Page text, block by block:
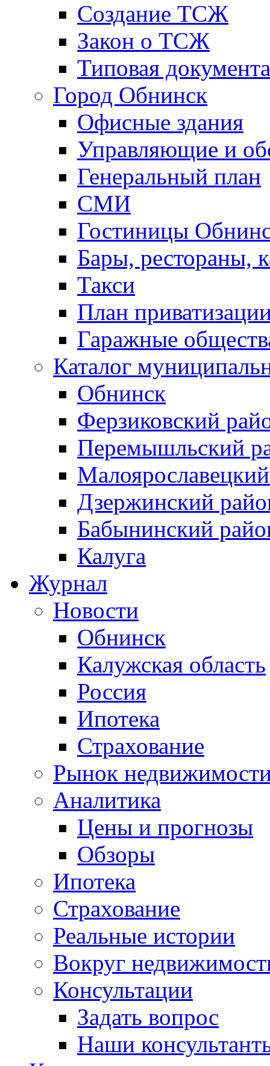
Создание ТСЖ
Закон о ТСЖ
Типовая
Город Обнинск
Офисные здания
Управляющие и
Генеральный план
СМИ
Гостиницы
Бары, рестораны,
Такси
План
Гаражные
Каталог
Обнинск
Ферзиковский
Перемышльский
Дзержинский
Бабынинский
Калуга
Журнал
Новости
Обнинск
Калужская область
Россия
Ипотека
Страхование
Рынок
Аналитика
Цены и прогнозы
Обзоры
Ипотека
Страхование
Реальные истории
Вокруг
Консультации
Задать вопрос
Наши